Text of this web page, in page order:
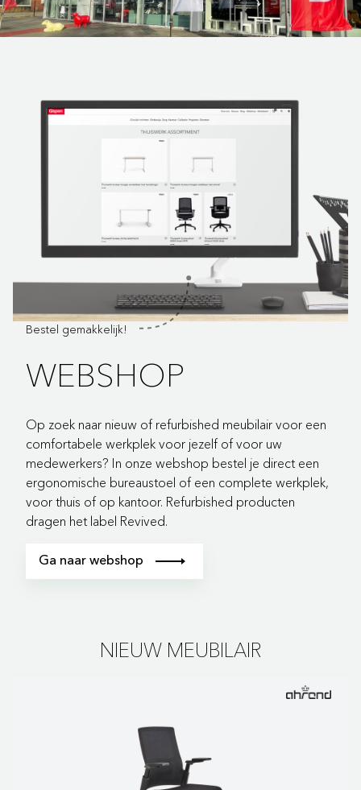
Bestel gemakkelijk!
WEBSHOP
Op zoek naar nieuw of refurbished meubilair voor een
comfortabele werkplek voor jezelf of voor uw
medewerkers? In onze webshop bestel je direct een
ergonomische bureaustoel of een complete werkplek,
voor thuis of op kantoor. Refurbished producten
dragen het label Revived.
Ga naar webshop
NIEUW MEUBILAIR